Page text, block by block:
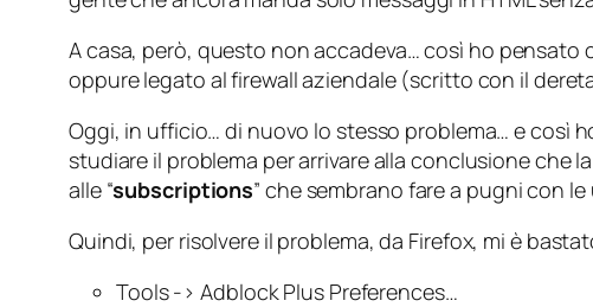
A casa, però, questo non accadeva… così ho
oppure legato al firewall aziendale (scritto con il
Oggi, in ufficio… di nuovo lo stesso problema… e così
studiare il problema per arrivare alla conclusione
alle “subscriptions” che sembrano fare a pugni con
Quindi, per risolvere il problema, da Firefox, mi è
Tools->Adblock Plus Preferences…